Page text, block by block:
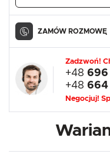
ZAMÓW ROZMOWĘ
Zadzwoń!
+48
+48 664
Negocjuj!